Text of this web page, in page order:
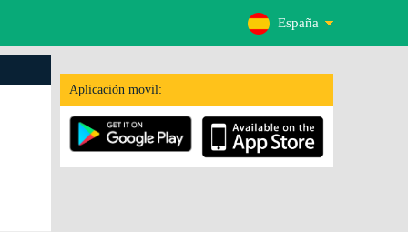
España
Aplicación movil: